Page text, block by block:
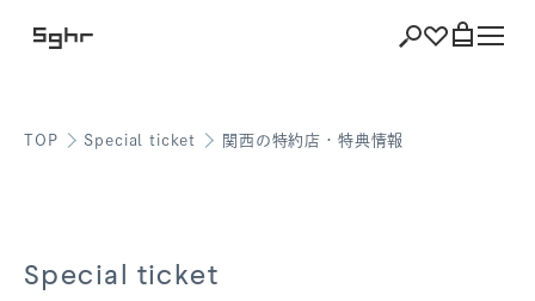
TOP Special ticket 関西の特約店・特典情報
Special ticket